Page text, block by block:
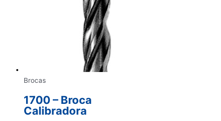
Brocas
1700 – Broca
Calibradora